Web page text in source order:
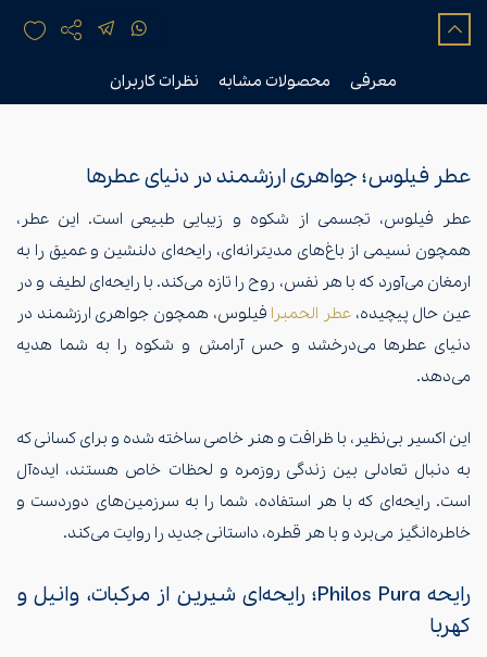
معرفی محصولات مشابه نظرات کاربران
عطر فیلوس؛ جواهری ارزشمند در دنیای عطرها
عطر فیلوس، تجسمی از شکوه و زیبایی طبیعی است. این عطر،
همچون نسیمی از باغ‌های مدیترانه‌ای، رایحه‌ای دلنشین و عمیق را به
ارمغان می‌آورد که با هر نفس، روح را تازه می‌کند. با رایحه‌ای لطیف و در
عین حال پیچیده، عطر الحمبرا فیلوس، همچون جواهری ارزشمند در
دنیای عطرها می‌درخشد و حس آرامش و شکوه را به شما هدیه
می‌دهد.
این اکسیر بی‌نظیر، با ظرافت و هنر خاصی ساخته شده و برای کسانی که
به دنبال تعادلی بین زندگی روزمره و لحظات خاص هستند، ایده‌آل
است. رایحه‌ای که با هر استفاده، شما را به سرزمین‌های دوردست و
خاطره‌انگیز می‌برد و با هر قطره، داستانی جدید را روایت می‌کند.
رایحه Philos Pura؛ رایحه‌ای شیرین از مرکبات، وانیل و
کهربا